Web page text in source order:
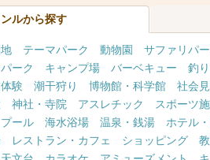
ルから探す
テーマパーク 動物園 サファリパ
ーク
キャンプ場 バーベキュー 釣り
験 潮干狩り 博物館・科学館 社会
神社・寺院 アスレチック スポーツ
プール 海水浴場 温泉・銭湯 ホテル
レストラン・カフェ ショッピング